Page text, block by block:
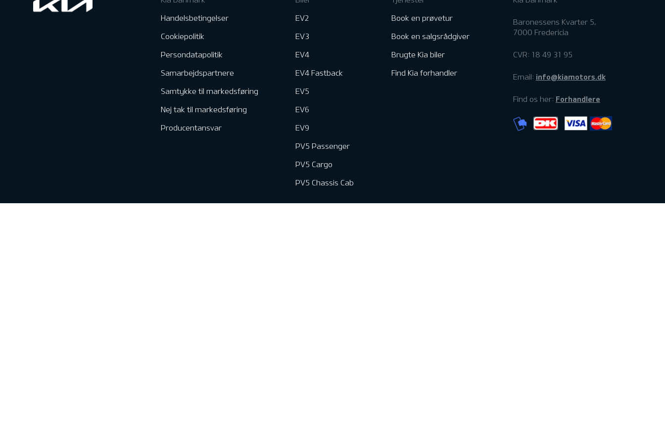
Handelsbetingelser
Cookiepolitik
Persondatapolitik
Samarbejdspartnere
Samtykke til markedsføring
Nej tak til markedsføring
Producentansvar
EV2
EV3
EV4
EV4 Fastback
EV5
EV6
EV9
PV5 Passenger
PV5 Cargo
PV5 Chassis Cab
Book en prøvetur
Book en salgsrådgiver
Brugte Kia biler
Find Kia forhandler
Baronessens Kvarter 5,
7000 Fredericia
CVR: 18 49 31 95
Email: info@kiamotors.dk
Find os her: Forhandlere